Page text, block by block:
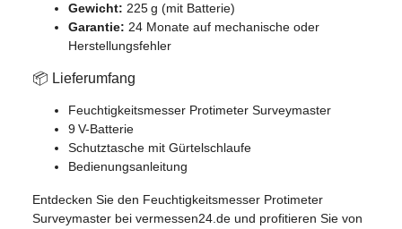
Gewicht: 225 g (mit Batterie)
Garantie: 24 Monate auf mechanische oder
Herstellungsfehler
📦 Lieferumfang
Feuchtigkeitsmesser Protimeter Surveymaster
9 V-Batterie
Schutztasche mit Gürtelschlaufe
Bedienungsanleitung
Entdecken Sie den Feuchtigkeitsmesser Protimeter
Surveymaster bei vermessen24.de und profitieren Sie von